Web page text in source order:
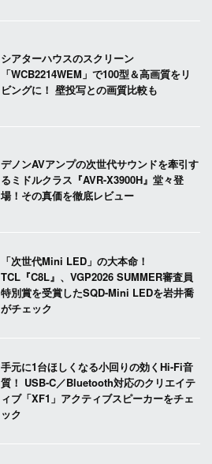
シアターハウスのスクリーン
「WCB2214WEM」で100型＆高画質をリ
ビングに！ 壁投写との画質比較も
デノンAVアンプの次世代サウンドを牽引す
るミドルクラス『AVR-X3900H』堂々登
場！その真価を徹底レビュー
「次世代Mini LED」の大本命！
TCL『C8L』、VGP2026 SUMMER審査員
特別賞を受賞したSQD-Mini LEDを岩井喬
がチェック
手元に1台ほしくなる小回りの効くHi-Fi音
質！ USB-C／Bluetooth対応のクリエイテ
ィブ「XF1」アクティブスピーカーをチェ
ック